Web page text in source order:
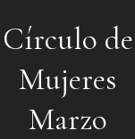
Círculo de
Mujeres
Marzo